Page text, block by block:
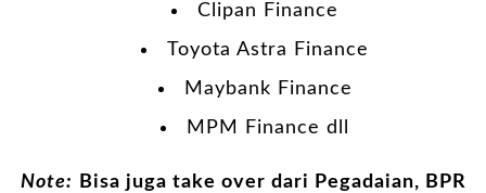
Clipan Finance
Toyota Astra Finance
Maybank Finance
MPM Finance dll
Note:
Bisa juga take over dari Pegadaian, BPR